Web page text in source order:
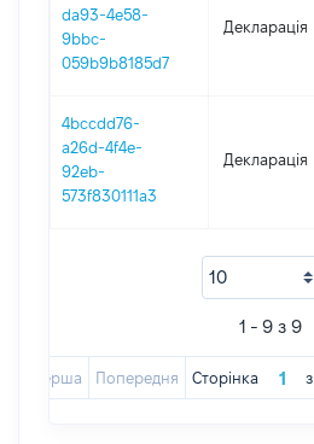
da93-4e58-
9bbc-
059b9b8185d7
Декларація
4bccdd76-
a26d-4f4e-
92eb-
573f830111a3
Декларація
1 - 9 з 9
Перша Попередня Сторінка з